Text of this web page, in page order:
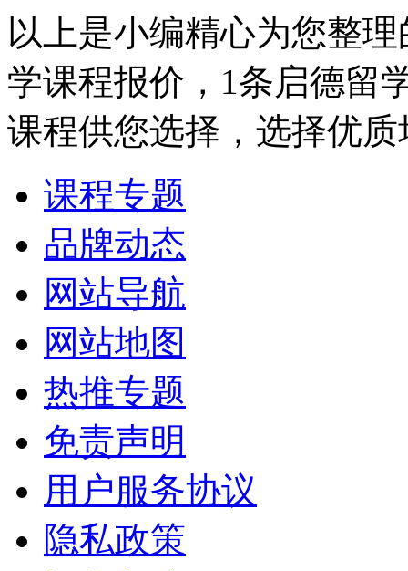
以上是小编精心为您整
学课程报价，1条启德留
课程供您选择，选择优
课程专题
品牌动态
网站导航
网站地图
热推专题
免责声明
用户服务协议
隐私政策